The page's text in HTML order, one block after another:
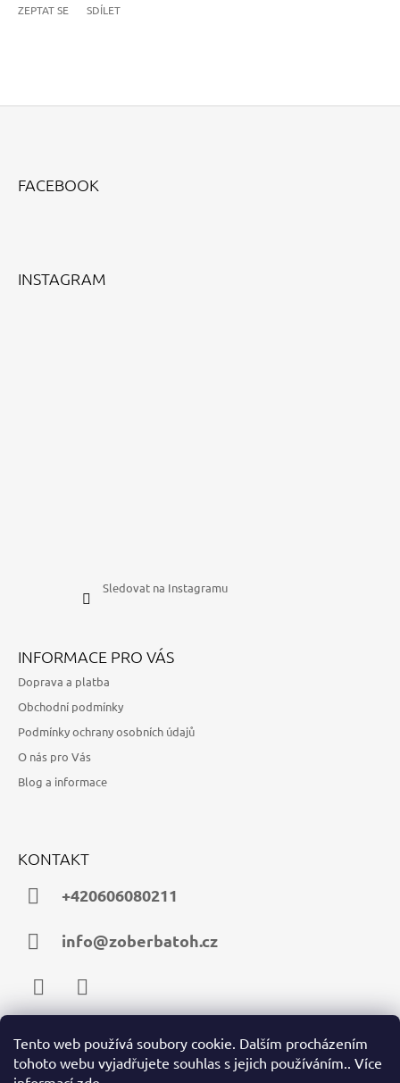
Tento web používá soubory cookie. Dalším procházením
tohoto webu vyjadřujete souhlas s jejich používáním.. Více
ZEPTAT SE SDÍLET
FACEBOOK
INSTAGRAM
Sledovat na Instagramu
INFORMACE PRO VÁS
Doprava a platba
Obchodní podmínky
Podmínky ochrany osobních údajů
O nás pro Vás
Blog a informace
KONTAKT
+420606080211
info@zoberbatoh.cz
FacebookInstagram
PŘIJÍMÁME ONLINE PLATBY